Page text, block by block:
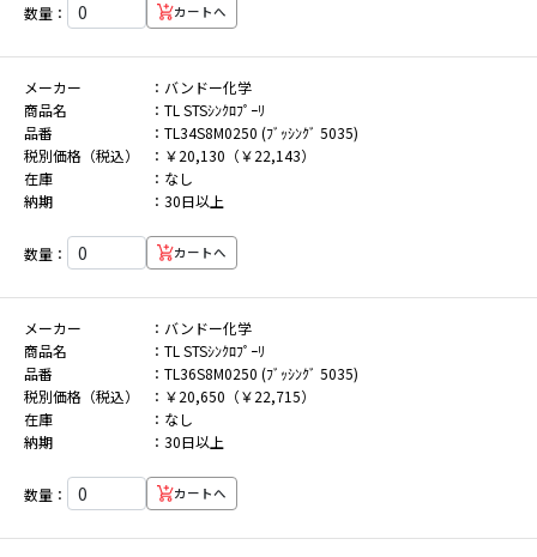
数量： カートへ
メーカー
バンドー化学
商品名
TL STSｼﾝｸﾛﾌﾟｰﾘ
品番
TL34S8M0250 (ﾌﾞｯｼﾝｸﾞ 5035)
税別価格（税込）
￥20,130（￥22,143）
在庫
なし
納期
30日以上
数量： カートへ
メーカー
バンドー化学
商品名
TL STSｼﾝｸﾛﾌﾟｰﾘ
品番
TL36S8M0250 (ﾌﾞｯｼﾝｸﾞ 5035)
税別価格（税込）
￥20,650（￥22,715）
在庫
なし
納期
30日以上
数量： カートへ